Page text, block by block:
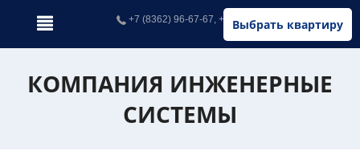
Выбрать квартиру
+7 (8362) 96-67-67, +7 (902) 326-67-67
КОМПАНИЯ ИНЖЕНЕРНЫЕ
СИСТЕМЫ